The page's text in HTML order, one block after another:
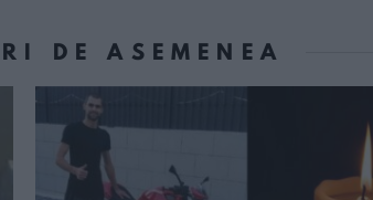
DE ASEMENEA